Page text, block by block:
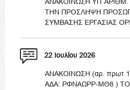
ΤΗΝ ΠΡΟΣΛΗΨΗ
ΣΥΜΒΑΣΗΣ ΕΡΓΑΣΙΑΣ
22 Ιουλίου 2026
ΑΝΑΚΟΙΝΩΣΗ (αρ.
ΑΔΑ: ΡΦΝΑΩΡΡ-ΜΘ8 )